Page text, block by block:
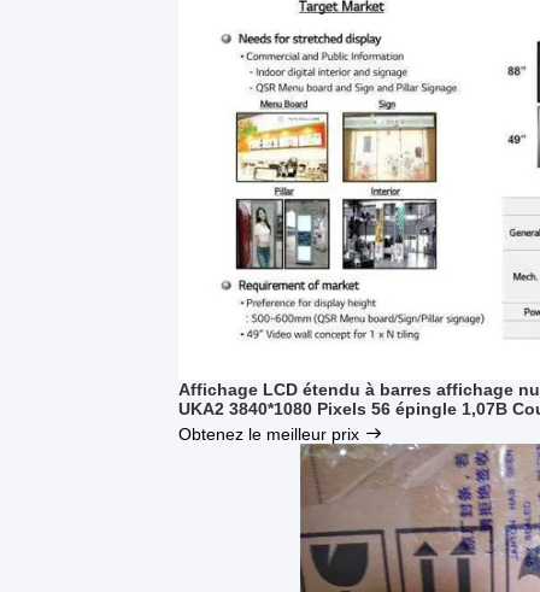
Affichage LCD étendu à barres affichage
UKA2 3840*1080 Pixels 56 épingle 1,07B
Obtenez le meilleur prix